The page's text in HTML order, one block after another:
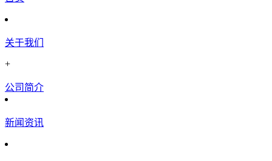
关于我们
+
公司简介
新闻资讯